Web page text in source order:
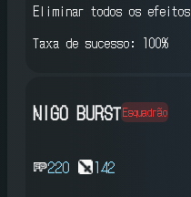
Eliminar todos os efeitos
Taxa de sucesso: 100%
NIGO BURSTEsquadrão
220 142